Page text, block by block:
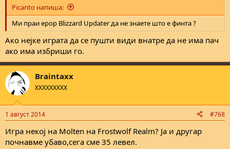
Picanto напиша:
Ми праи ерор Blizzard Updater да не знаете што е финта ?
Ако нејке играта да се пушти види внатре да не има пач
ако има избриши го.
Braintaxx
XXXXXXXXX
1 август 2014 #768
Игра некој на Molten на Frostwolf Realm? Ја и другар
почнавме убаво,сега сме 35 левел.